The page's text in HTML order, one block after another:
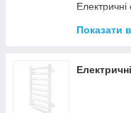
Електричні
Електричні
Показати